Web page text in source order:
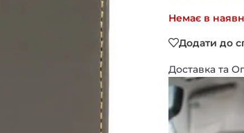
Немає в
Додати до
Доставка та